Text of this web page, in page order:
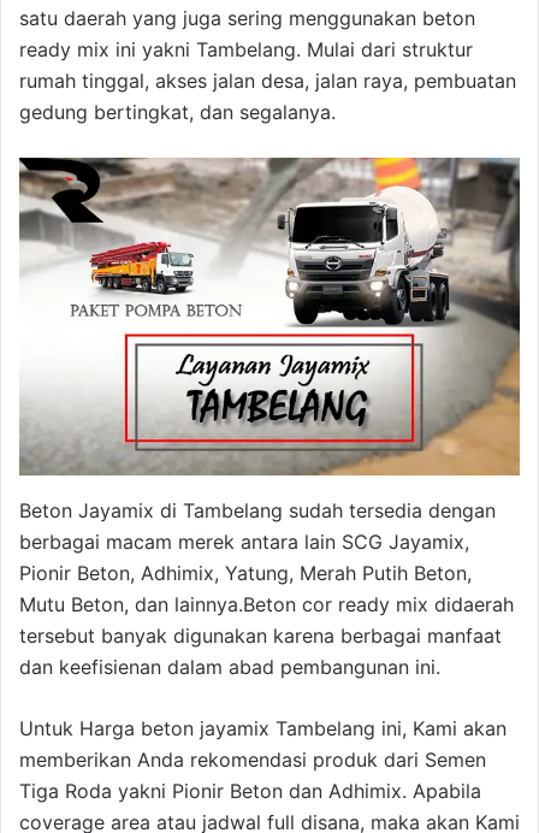
satu daerah yang juga sering menggunakan beton
ready mix ini yakni Tambelang. Mulai dari struktur
rumah tinggal, akses jalan desa, jalan raya, pembuatan
gedung bertingkat, dan segalanya.
Beton Jayamix di Tambelang sudah tersedia dengan
berbagai macam merek antara lain SCG Jayamix,
Pionir Beton, Adhimix, Yatung, Merah Putih Beton,
Mutu Beton, dan lainnya.Beton cor ready mix didaerah
tersebut banyak digunakan karena berbagai manfaat
dan keefisienan dalam abad pembangunan ini.
Untuk Harga beton jayamix Tambelang ini, Kami akan
memberikan Anda rekomendasi produk dari Semen
Tiga Roda yakni Pionir Beton dan Adhimix. Apabila
coverage area atau jadwal full disana, maka akan Kami